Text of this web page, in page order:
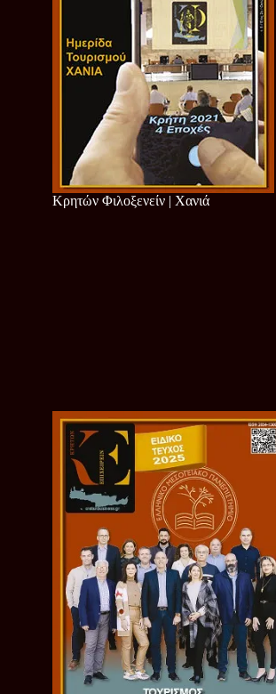
Κρητών Φιλοξενείν | Χανιά